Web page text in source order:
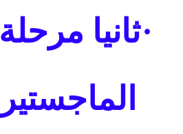
·ثانيا مرحلة
الماجستير